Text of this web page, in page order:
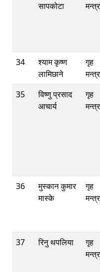
सापकोटा
34
श्याम कृष्ण
लामिछाने
गृह
35
विष्णु प्रसाद
आचार्य
गृह
36
मुस्कान कुमार
मास्के
गृह
37 रिनु थपलिया
गृह